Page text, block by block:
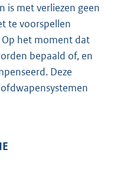
is met verliezen geen
te voorspellen
het moment dat
bepaald of, en
Deze